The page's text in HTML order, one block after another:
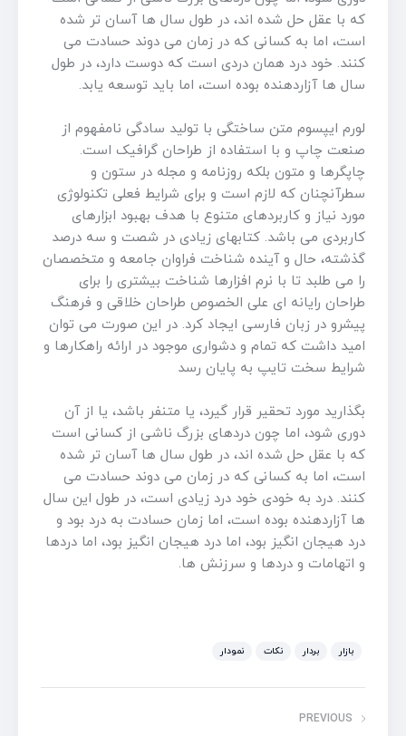
که با عقل حل شده اند، در طول سال ها آسان تر شده
است، اما به کسانی که در زمان می دوند حسادت می
کنند. خود درد همان دردی است که دوست دارد، در طول
سال ها آزاردهنده بوده است، اما باید توسعه یابد.
لورم ایپسوم متن ساختگی با تولید سادگی نامفهوم از
صنعت چاپ و با استفاده از طراحان گرافیک است.
چاپگرها و متون بلکه روزنامه و مجله در ستون و
سطرآنچنان که لازم است و برای شرایط فعلی تکنولوژی
مورد نیاز و کاربردهای متنوع با هدف بهبود ابزارهای
کاربردی می باشد. کتابهای زیادی در شصت و سه درصد
گذشته، حال و آینده شناخت فراوان جامعه و متخصصان
را می طلبد تا با نرم افزارها شناخت بیشتری را برای
طراحان رایانه ای علی الخصوص طراحان خلاقی و فرهنگ
پیشرو در زبان فارسی ایجاد کرد. در این صورت می توان
امید داشت که تمام و دشواری موجود در ارائه راهکارها و
شرایط سخت تایپ به پایان رسد
بگذارید مورد تحقیر قرار گیرد، یا متنفر باشد، یا از آن
دوری شود، اما چون دردهای بزرگ ناشی از کسانی است
که با عقل حل شده اند، در طول سال ها آسان تر شده
است، اما به کسانی که در زمان می دوند حسادت می
کنند. درد به خودی خود درد زیادی است، در طول این سال
ها آزاردهنده بوده است، اما زمان حسادت به درد بود و
درد هیجان انگیز بود، اما درد هیجان انگیز بود، اما دردها
و اتهامات و دردها و سرزنش ها.
بازار بردار نکات نمودار
PREVIOUS